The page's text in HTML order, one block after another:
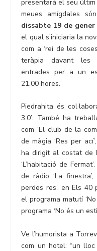
presentarà el seu
meues amígdales
dissabte 19 de gener
el qual s’iniciaria la
com a ‘rei de les
teràpia davant les
entrades per a un
21.00 hores.
Piedrahita és
3.0’. També ha
com ‘El club de la
de màgia ‘Res per
ha dirigit al costat de
‘L’habitació de
de ràdio ‘La
perdes res’, en Els
el programa matutí
programa ‘No és un
Ve l’humorista a
com un hotel: “un